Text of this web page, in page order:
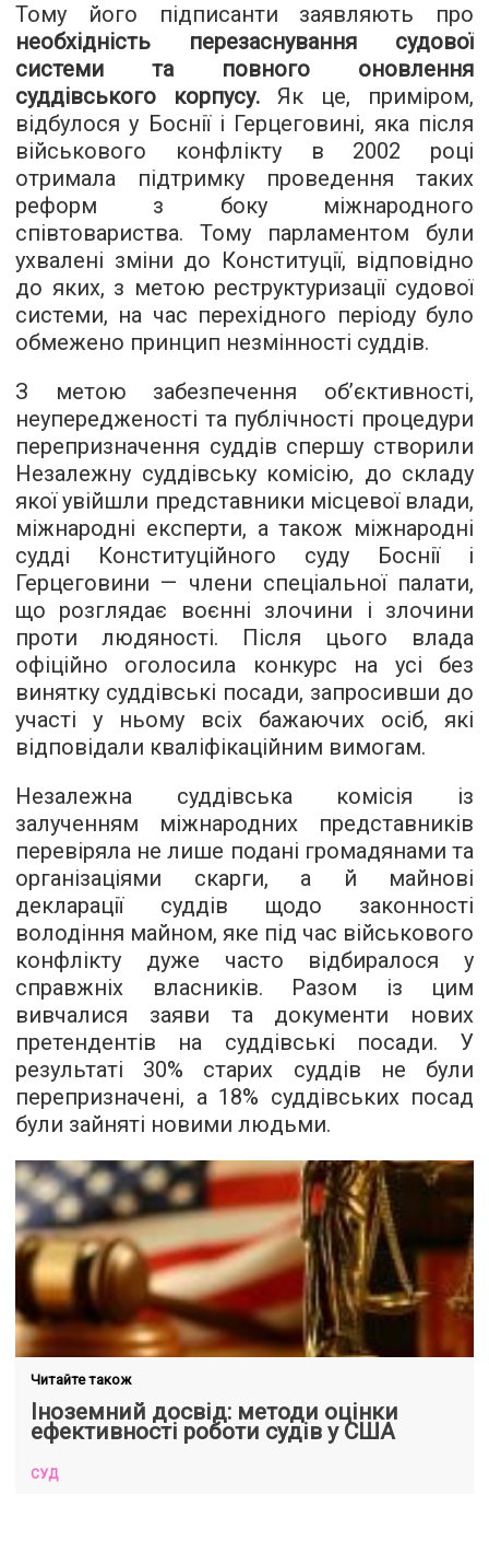
Тому його підписанти заявляють про
необхідність перезаснування судової
системи та повного оновлення
суддівського корпусу. Як це, приміром,
відбулося у Боснії і Герцеговині, яка після
військового конфлікту в 2002 році
отримала підтримку проведення таких
реформ з боку міжнародного
співтовариства. Тому парламентом були
ухвалені зміни до Конституції, відповідно
до яких, з метою реструктуризації судової
системи, на час перехідного періоду було
обмежено принцип незмінності суддів.
З метою забезпечення об’єктивності,
неупередженості та публічності процедури
перепризначення суддів спершу створили
Незалежну суддівську комісію, до складу
якої увійшли представники місцевої влади,
міжнародні експерти, а також міжнародні
судді Конституційного суду Боснії і
Герцеговини — члени спеціальної палати,
що розглядає воєнні злочини і злочини
проти людяності. Після цього влада
офіційно оголосила конкурс на усі без
винятку суддівські посади, запросивши до
участі у ньому всіх бажаючих осіб, які
відповідали кваліфікаційним вимогам.
Незалежна суддівська комісія із
залученням міжнародних представників
перевіряла не лише подані громадянами та
організаціями скарги, а й майнові
декларації суддів щодо законності
володіння майном, яке під час військового
конфлікту дуже часто відбиралося у
справжніх власників. Разом із цим
вивчалися заяви та документи нових
претендентів на суддівські посади. У
результаті 30% старих суддів не були
перепризначені, а 18% суддівських посад
були зайняті новими людьми.
Читайте також
Іноземний досвід: методи оцінки
ефективності роботи судів у США
СУД